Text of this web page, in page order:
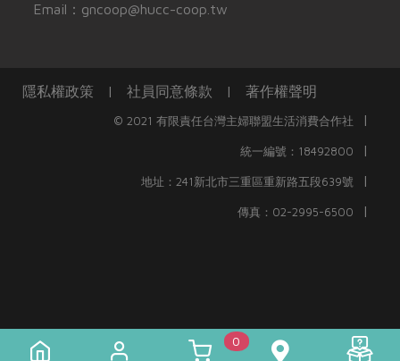
Email：gncoop@hucc-coop.tw
隱私權政策 | 社員同意條款 | 著作權聲明
© 2021 有限責任台灣主婦聯盟生活消費合作社 |
統一編號：18492800 |
地址：241新北市三重區重新路五段639號 |
傳真：02-2995-6500 |
0